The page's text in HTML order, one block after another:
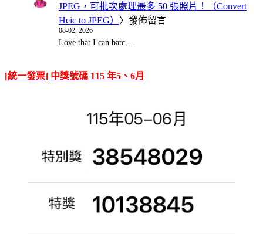
JPEG，可批次處理最多 50 張照片！（Convert
Heic to JPEG） 〉發佈留言
08-02, 2026
Love that I can batc…
[統一發票] 中獎號碼 115 年5、6月